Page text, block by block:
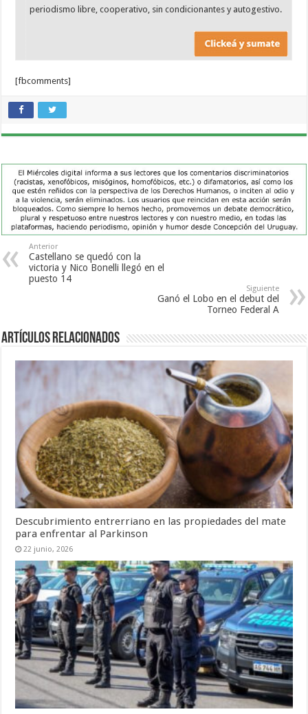
periodismo libre, cooperativo, sin condicionantes y autogestivo.
[fbcomments]
Anterior
Castellano se quedó con la
victoria y Nico Bonelli llegó en el
puesto 14
Siguiente
Ganó el Lobo en el debut del
Torneo Federal A
Artículos Relacionados
Descubrimiento entrerriano en las propiedades del mate
para enfrentar al Parkinson
22 junio, 2026